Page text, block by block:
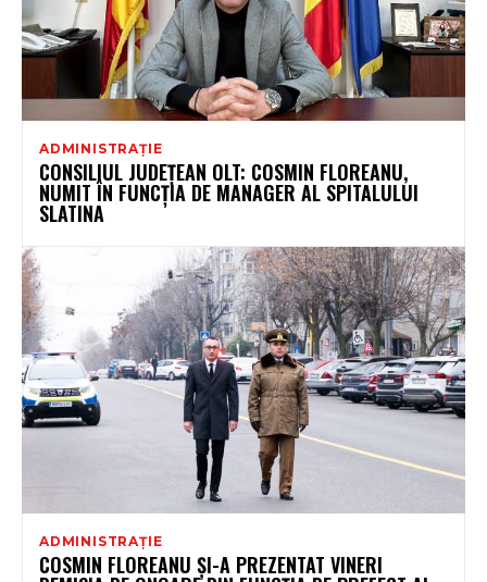
ADMINISTRAȚIE
CONSILIUL JUDEȚEAN OLT: COSMIN FLOREANU,
NUMIT ÎN FUNCȚIA DE MANAGER AL SPITALULUI
SLATINA
ADMINISTRAȚIE
COSMIN FLOREANU ȘI-A PREZENTAT VINERI